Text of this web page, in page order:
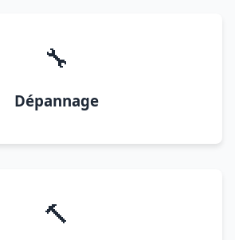
🔧
Dépannage
🔨